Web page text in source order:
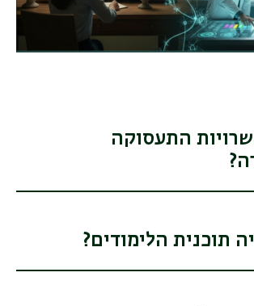
התעסוקה
תוכנית הלימודים?